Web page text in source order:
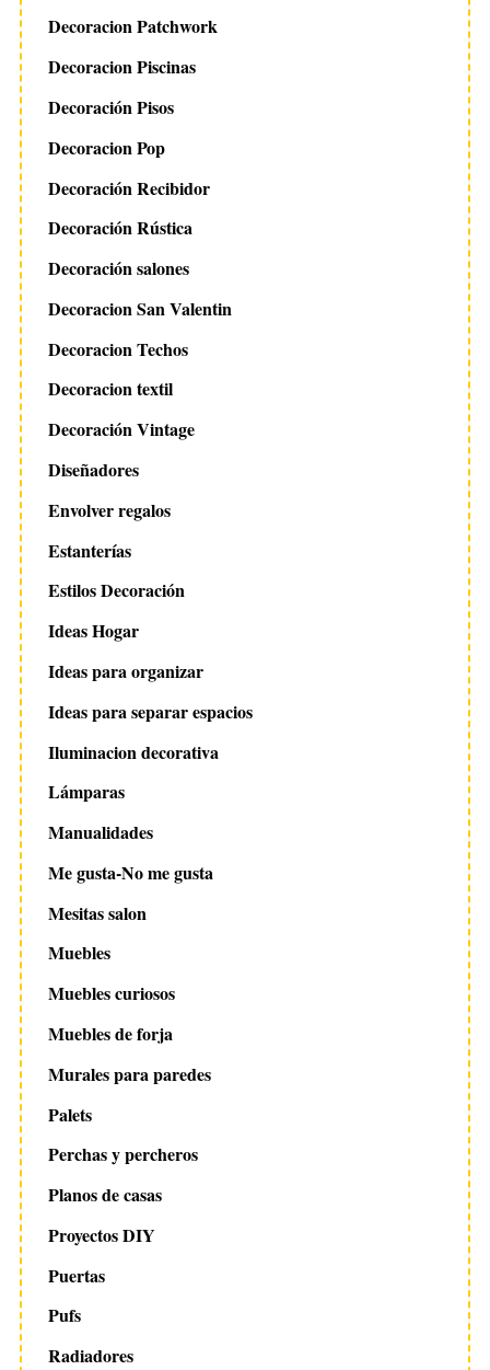
Decoracion Patchwork
Decoracion Piscinas
Decoración Pisos
Decoracion Pop
Decoración Recibidor
Decoración Rústica
Decoración salones
Decoracion San Valentin
Decoracion Techos
Decoracion textil
Decoración Vintage
Diseñadores
Envolver regalos
Estanterías
Estilos Decoración
Ideas Hogar
Ideas para organizar
Ideas para separar espacios
Iluminacion decorativa
Lámparas
Manualidades
Me gusta-No me gusta
Mesitas salon
Muebles
Muebles curiosos
Muebles de forja
Murales para paredes
Palets
Perchas y percheros
Planos de casas
Proyectos DIY
Puertas
Pufs
Radiadores